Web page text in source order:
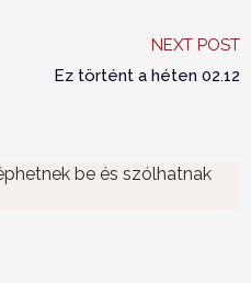
NEXT POST
Ez történt a héten 02.12
be és szólhatnak